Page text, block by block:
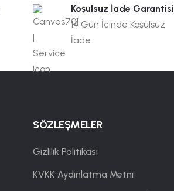
Koşulsuz İade Garantisi
14 Gün İçinde Koşulsuz
İade
SÖZLEŞMELER
Gizlilik Politikası
KVKK Aydınlatma Metni